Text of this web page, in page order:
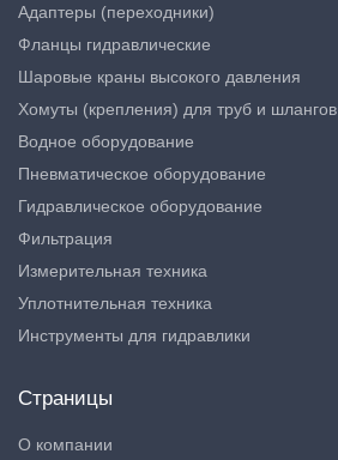
Адаптеры (переходники)
Фланцы гидравлические
Шаровые краны высокого давления
Хомуты (крепления) для труб и шлангов
Водное оборудование
Пневматическое оборудование
Гидравлическое оборудование
Фильтрация
Измерительная техника
Уплотнительная техника
Инструменты для гидравлики
Страницы
О компании